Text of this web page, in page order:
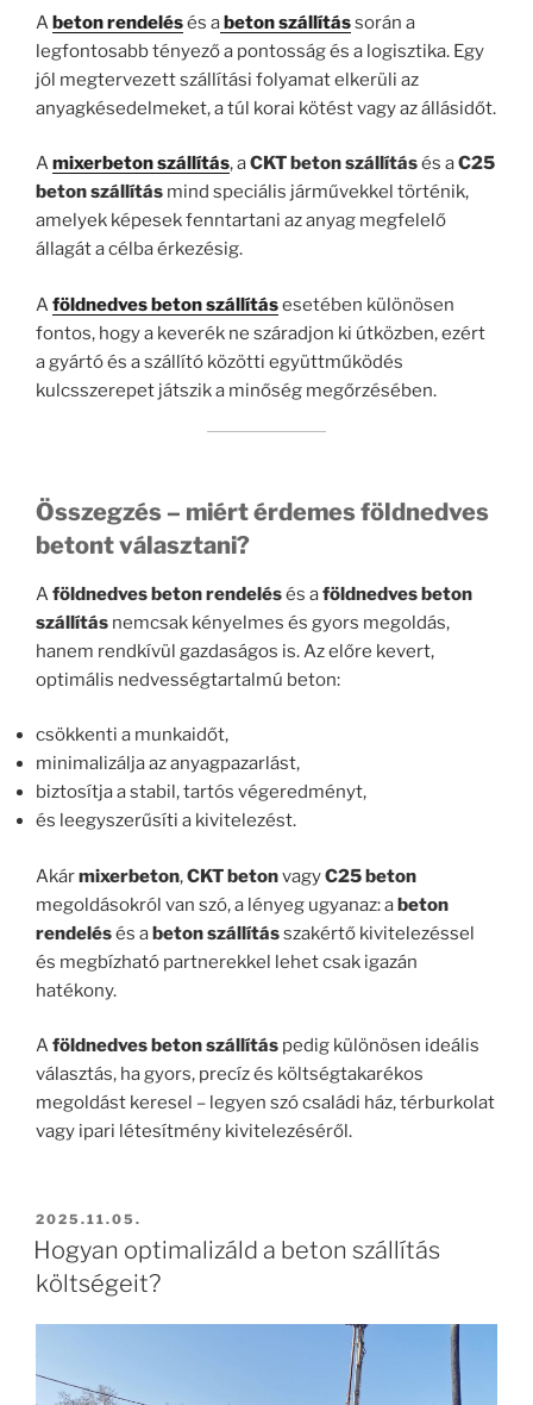
Abeton rendelésés abeton szállítássorán a
legfontosabb tényező a pontosság és a logisztika. Egy
jól megtervezett szállítási folyamat elkerüli az
anyagkésedelmeket, a túl korai kötést vagy az állásidőt.
Amixerbeton szállítás, aCKT beton szállításés aC25
beton szállítás mind speciális járművekkel történik,
amelyek képesek fenntartani az anyag megfelelő
állagát a célba érkezésig.
Aföldnedves beton szállításesetében különösen
fontos, hogy a keverék ne száradjon ki útközben, ezért
a gyártó és a szállító közötti együttműködés
kulcsszerepet játszik a minőség megőrzésében.
Összegzés – miért érdemes földnedves
betont választani?
Aföldnedves beton rendelésés aföldnedves beton
szállítás nemcsak kényelmes és gyors megoldás,
hanem rendkívül gazdaságos is. Az előre kevert,
optimális nedvességtartalmú beton:
csökkenti a munkaidőt,
minimalizálja az anyagpazarlást,
biztosítja a stabil, tartós végeredményt,
és leegyszerűsíti a kivitelezést.
Akármixerbeton,CKT betonvagyC25 beton
megoldásokról van szó, a lényeg ugyanaz: abeton
rendelésés abeton szállításszakértő kivitelezéssel
és megbízható partnerekkel lehet csak igazán
hatékony.
Aföldnedves beton szállítás pedig különösen ideális
választás, ha gyors, precíz és költségtakarékos
megoldást keresel – legyen szó családi ház, térburkolat
vagy ipari létesítmény kivitelezéséről.
BEKÜLDVE:
2025.11.05.
Hogyan optimalizáld a beton szállítás
költségeit?